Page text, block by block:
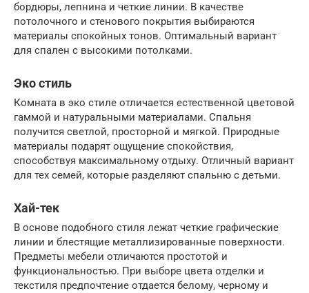
бордюры, лепнина и четкие линии. В качестве
потолочного и стенового покрытия выбираются
материалы спокойных тонов. Оптимальный вариант
для спален с высокими потолками.
Эко стиль
Комната в эко стиле отличается естественной цветовой
гаммой и натуральными материалами. Спальня
получится светлой, просторной и мягкой. Природные
материалы подарят ощущение спокойствия,
способствуя максимальному отдыху. Отличный вариант
для тех семей, которые разделяют спальню с детьми.
Хай-тек
В основе подобного стиля лежат четкие графические
линии и блестящие металлизированные поверхности.
Предметы мебели отличаются простотой и
функциональностью. При выборе цвета отделки и
текстиля предпочтение отдается белому, черному и